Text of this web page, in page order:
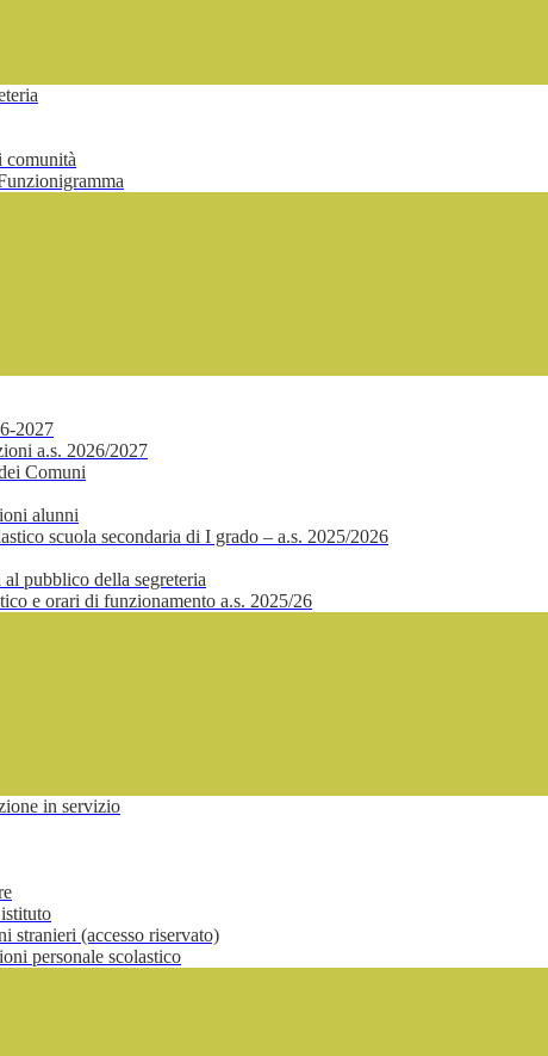
comunità
2027
a.s. 2026/2027
Comuni
alunni
scuola secondaria di I grado – a.s. 2025/2026
pubblico della segreteria
e orari di funzionamento a.s. 2025/26
in servizio
stranieri (accesso riservato)
personale scolastico